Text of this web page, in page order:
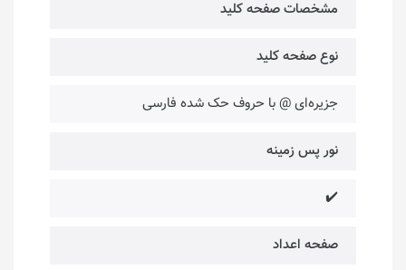
مشخصات صفحه کلید
نوع صفحه کلید
جزیره‌ای @ با حروف حک شده فارسی
نور پس زمینه
✔️
صفحه اعداد